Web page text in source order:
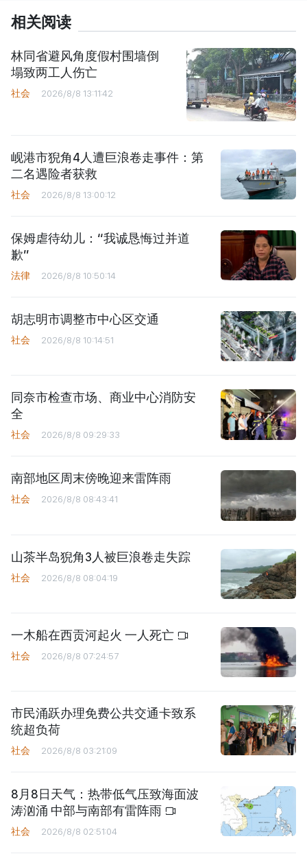
相关阅读
林同省避风角度假村围墙倒
塌致两工人伤亡
社会 2026/8/8 13:11:42
岘港市猊角4人遭巨浪卷走事件：第
二名遇险者获救
社会 2026/8/8 13:00:12
保姆虐待幼儿：“我诚恳悔过并道
歉”
法律 2026/8/8 10:50:14
胡志明市调整市中心区交通
社会 2026/8/8 10:14:51
同奈市检查市场、商业中心消防安
全
社会 2026/8/8 09:29:33
南部地区周末傍晚迎来雷阵雨
社会 2026/8/8 08:43:41
山茶半岛猊角3人被巨浪卷走失踪
社会 2026/8/8 08:04:19
一木船在西贡河起火 一人死亡
社会 2026/8/8 07:24:57
市民涌跃办理免费公共交通卡致系
统超负荷
社会 2026/8/8 03:21:09
8月8日天气：热带低气压致海面波
涛汹涌 中部与南部有雷阵雨
社会 2026/8/8 02:51:04